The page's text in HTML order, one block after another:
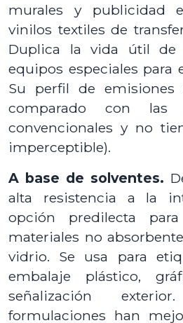
murales y publicidad
vinilos textiles de
Duplica la vida útil de
equipos especiales para
Su perfil de emisiones
comparado con las
convencionales y no
imperceptible).
A base de solventes.
alta resistencia a la
opción predilecta
materiales no
vidrio. Se usa para
embalaje plástico,
señalización
formulaciones han